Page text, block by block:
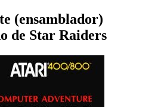
(ensamblador)
de Star Raiders